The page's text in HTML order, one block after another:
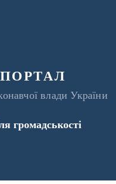
влади України
громадськості